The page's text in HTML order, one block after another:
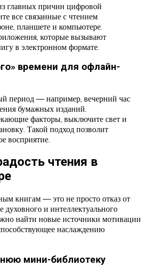
главных причин цифровой
все связанные с чтением
планшете и компьютере.
которые вызывают
в электронном формате.
времени для офлайн-
период — например, вечерний час
бумажных изданий.
факторы, выключите свет и
Такой подход позволит
восприятие.
чтения в
книгам — это не просто отказ от
духовного и интеллектуального
найти новые источники мотивации
наслаждению
мини-библиотеку